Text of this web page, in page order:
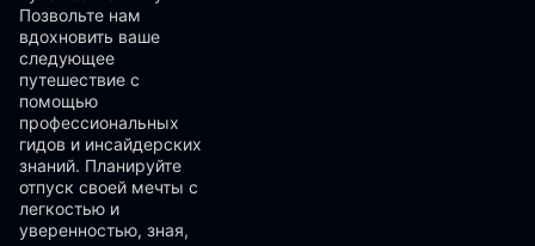
Позвольте нам
вдохновить ваше
следующее
путешествие с
помощью
профессиональных
гидов и инсайдерских
знаний. Планируйте
отпуск своей мечты с
легкостью и
уверенностью, зная,